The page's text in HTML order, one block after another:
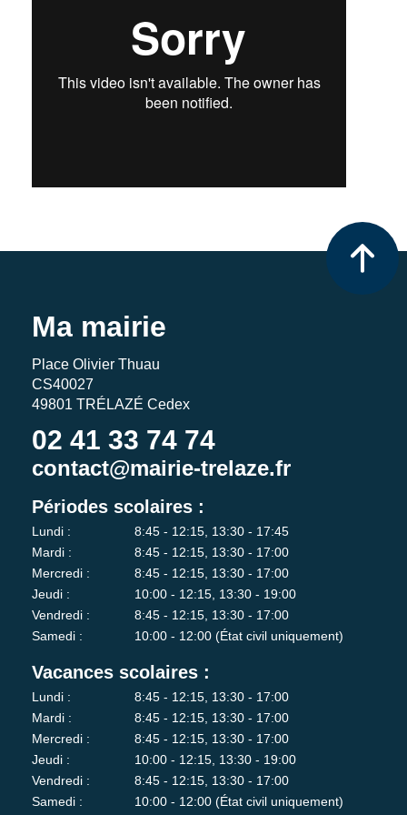
Ma mairie
Place Olivier Thuau
CS40027
49801 TRÉLAZÉ Cedex
02 41 33 74 74
contact@mairie-trelaze.fr
Périodes scolaires :
Lundi :
8:45 - 12:15, 13:30 - 17:45
Mardi :
8:45 - 12:15, 13:30 - 17:00
Mercredi :
8:45 - 12:15, 13:30 - 17:00
Jeudi :
10:00 - 12:15, 13:30 - 19:00
Vendredi :
8:45 - 12:15, 13:30 - 17:00
Samedi :
10:00 - 12:00 (État civil uniquement)
Vacances scolaires :
Lundi :
8:45 - 12:15, 13:30 - 17:00
Mardi :
8:45 - 12:15, 13:30 - 17:00
Mercredi :
8:45 - 12:15, 13:30 - 17:00
Jeudi :
10:00 - 12:15, 13:30 - 19:00
Vendredi :
8:45 - 12:15, 13:30 - 17:00
Samedi :
10:00 - 12:00 (État civil uniquement)